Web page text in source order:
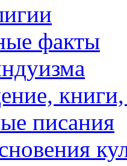
факты
книги,
писания